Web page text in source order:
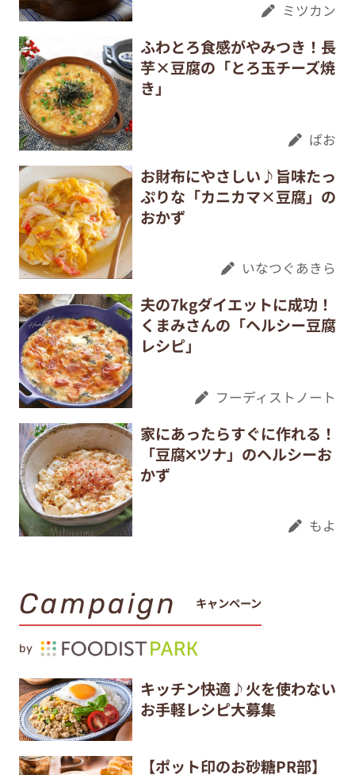
ミツカン
ふわとろ食感がやみつき！長
芋×豆腐の「とろ玉チーズ焼
き」
ぱお
お財布にやさしい♪旨味たっ
ぷりな「カニカマ×豆腐」の
おかず
いなつぐあきら
夫の7kgダイエットに成功！
くまみさんの「ヘルシー豆腐
レシピ」
フーディストノート
家にあったらすぐに作れる！
「豆腐✕ツナ」のヘルシーお
かず
もよ
Campaign キャンペーン
by
キッチン快適♪火を使わない
お手軽レシピ大募集
【ポット印のお砂糖PR部】